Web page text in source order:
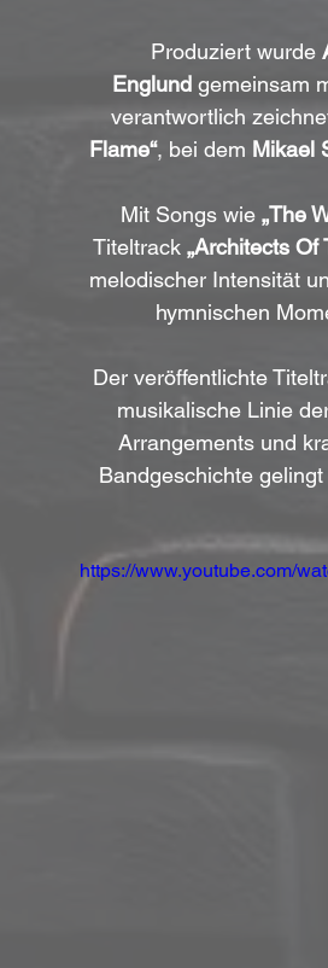
Produziert wurde
Englund gemeinsam
verantwortlich
Flame“, bei dem Mikael
Mit Songs wie „The
Titeltrack „Architects Of
melodischer Intensität
hymnischen
Der veröffentlichte
musikalische Linie
Arrangements und
Bandgeschichte
https://www.youtube.com/